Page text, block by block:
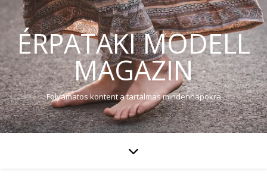
ÉRPATAKI MODELL
MAGAZIN
Folyamatos kontent a tartalmas mindennapokra